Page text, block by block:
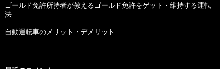
ゴールド免許所持者が教えるゴールド免許をゲット・維持する運転
法
自動運転車のメリット・デメリット